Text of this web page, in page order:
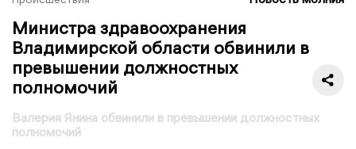
Министра здравоохранения
Владимирской области обвинили в
превышении должностных
полномочий
Валерия Янина обвинили в превышении должностных
полномочий